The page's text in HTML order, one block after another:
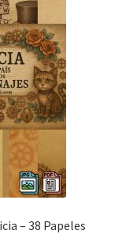
– 38 Papeles